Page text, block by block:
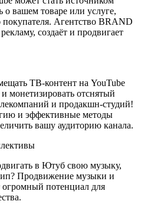
о вашем товаре или услуге,
покупателя. Агентство BRAND
создаёт и продвигает
ТВ-контент на YouTube
монетизировать отснятый
и продакшн-студий!
и эффективные методы
вашу аудиторию канала.
в Ютуб свою музыку,
Продвижение музыки и
огромный потенциал для